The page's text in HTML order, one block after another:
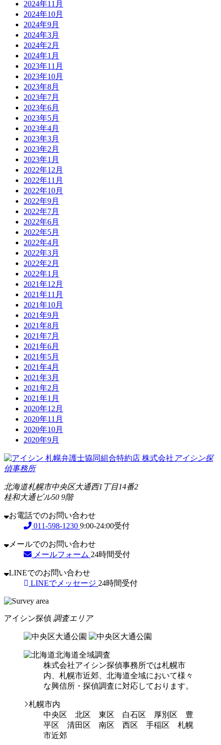
2024年11月
2024年10月
2024年9月
2024年3月
2024年2月
2024年1月
2023年11月
2023年10月
2023年8月
2023年7月
2023年6月
2023年5月
2023年4月
2023年3月
2023年2月
2023年1月
2022年12月
2022年11月
2022年10月
2022年9月
2022年7月
2022年6月
2022年5月
2022年4月
2022年3月
2022年2月
2022年1月
2021年12月
2021年11月
2021年10月
2021年9月
2021年8月
2021年7月
2021年6月
2021年5月
2021年4月
2021年3月
2021年2月
2021年1月
2020年12月
2020年11月
2020年10月
2020年9月
札幌弁護士協同組合特約店 株式会社 アイシン探
偵事務所
北海道札幌市中央区大通西1丁目14番2
桂和大通ビル50 9階
お電話でのお問い合わせ
011-598-1230 9:00-24:00受付
メールでのお問い合わせ
メールフォーム 24時間受付
LINEでのお問い合わせ
LINEでメッセージ 24時間受付
アイシン探偵 調査エリア
北海道全域調査
株式会社アイシン探偵事務所では札幌市
内、札幌市近郊、北海道全域において様々
な興信所・探偵調査に対応しております。
札幌市内
中央区 北区 東区 白石区 厚別区 豊
平区 清田区 南区 西区 手稲区 札幌
市近郊